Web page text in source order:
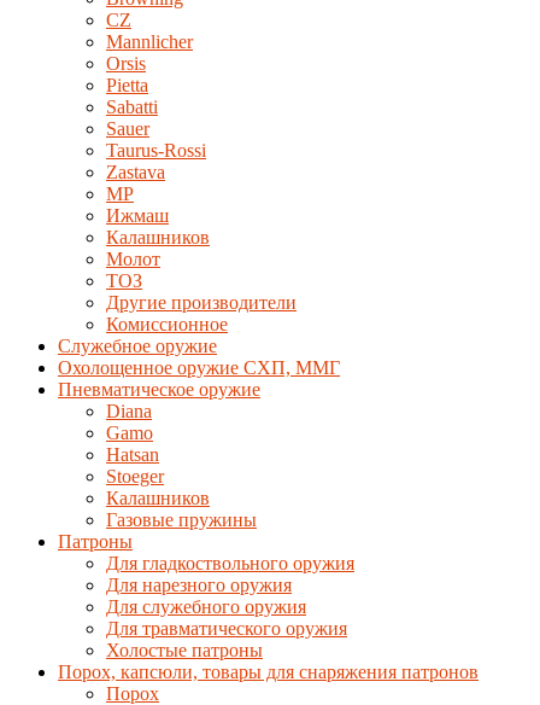
CZ
Mannlicher
Orsis
Pietta
Sabatti
Sauer
Taurus-Rossi
Zastava
MP
Ижмаш
Калашников
Молот
ТОЗ
Другие производители
Комиссионное
Служебное оружие
Охолощенное оружие СХП, ММГ
Пневматическое оружие
Diana
Gamo
Hatsan
Stoeger
Калашников
Газовые пружины
Патроны
Для гладкоствольного оружия
Для нарезного оружия
Для служебного оружия
Для травматического оружия
Холостые патроны
Порох, капсюли, товары для снаряжения патронов
Порох